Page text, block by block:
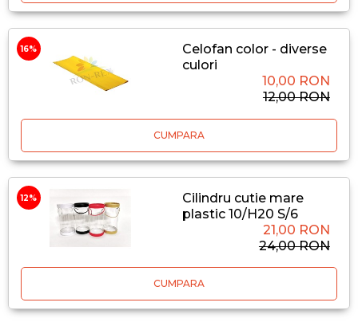
16%
Celofan color - diverse
culori
10,00 RON
12,00 RON
CUMPARA
12%
Cilindru cutie mare
plastic 10/H20 S/6
21,00 RON
24,00 RON
CUMPARA